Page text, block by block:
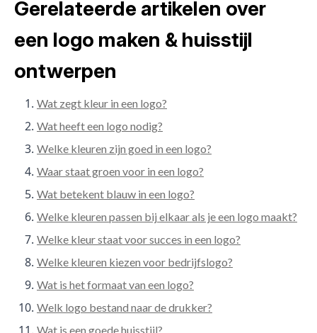
Gerelateerde artikelen over
een logo maken & huisstijl
ontwerpen
Wat zegt kleur in een logo?
Wat heeft een logo nodig?
Welke kleuren zijn goed in een logo?
Waar staat groen voor in een logo?
Wat betekent blauw in een logo?
Welke kleuren passen bij elkaar als je een logo maakt?
Welke kleur staat voor succes in een logo?
Welke kleuren kiezen voor bedrijfslogo?
Wat is het formaat van een logo?
Welk logo bestand naar de drukker?
Wat is een goede huisstijl?